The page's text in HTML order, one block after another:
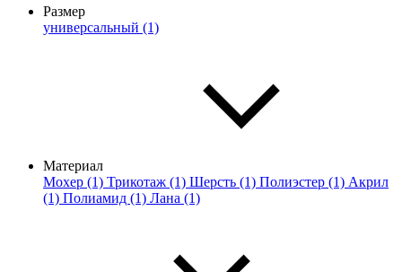
Размер
универсальный (1)
Материал
Мохер (1) Трикотаж (1) Шерсть (1) Полиэстер (1) Акрил
(1) Полиамид (1) Лана (1)